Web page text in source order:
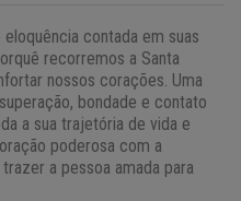
contada em suas
recorremos a Santa
nossos corações. Uma
bondade e contato
a sua trajetória de vida e
poderosa com a
a pessoa amada para